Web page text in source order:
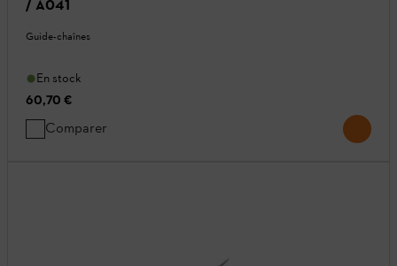
/ A041
Guide-chaînes
En stock
60,70 €
Comparer